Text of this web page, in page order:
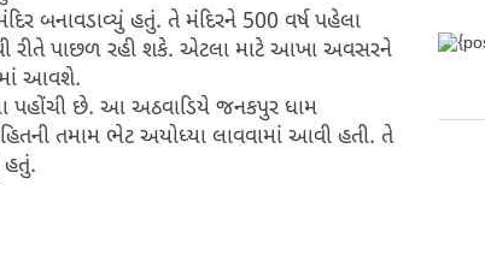
બનાવડાવ્યું હતું. તે મંદિરને 500 વર્ષ પહેલા
રીતે પાછળ રહી શકે. એટલા માટે આખા અવસરને
આવશે.
પહોંચી છે. આ અઠવાડિયે જનકપુર ધામ
તમામ ભેટ અયોધ્યા લાવવામાં આવી હતી. તે
હતું.